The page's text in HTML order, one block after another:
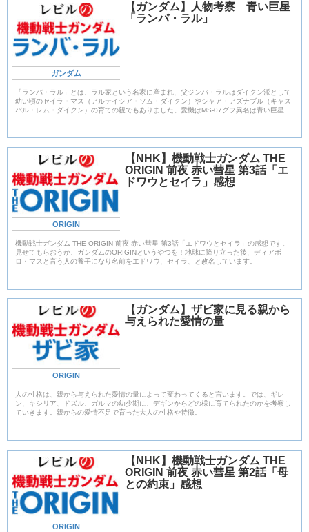
ガンダム
【ガンダム】人物考察 青い巨星
「ランバ・ラル」
「ランバ・ラル」とは、ラル家という名家に産まれ、父ジンバ・ラルはダイクン派として
幼い頃のセイラ・マス（アルテイシア・ソム・ダイクン）やシャア・アズナブル（キャス
バル・レム・ダイクン）の育ての親でもありました。愛機はMS-07グフ異名は青い巨星
ORIGIN
【NHK】機動戦士ガンダム THE
ORIGIN 前夜 赤い彗星 第3話「エ
ドワウとセイラ」感想
機動戦士ガンダム THE ORIGIN 前夜 赤い彗星 第3話「エドワウとセイラ」の感想です。
見せてもらおうか、ガンダムのORIGINというやつを！地球に降り立った後、ディアボ
ロ・マスと言う人の養子になり名前をエドワウ、セイラ、と改名しています。
ORIGIN
【ガンダム】ザビ家に見る親から
与えられた愛情の量
人の性格は、親から与えられた愛情の量によって変わってくると言います。では、ギレ
ン、キシリア、ドズル、ガルマの幼少期に、デギンからどの様に育てられたのかを考察し
ていきます。親からの愛情不足で育った大人の性格や特徴。
ORIGIN
【NHK】機動戦士ガンダム THE
ORIGIN 前夜 赤い彗星 第2話「母
との約束」感想